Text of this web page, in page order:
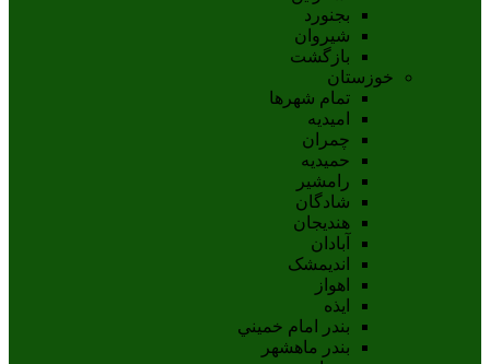
بجنورد
شيروان
بازگشت
خوزستان
تمام شهر‌ها
امیدیه
چمران
حمیدیه
رامشیر
شادگان
هندیجان
آبادان
انديمشک
اهواز
ايذه
بندر امام خميني
بندر ماهشهر